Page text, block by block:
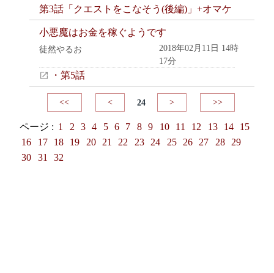
第3話「クエストをこなそう(後編)」+オマケ
小悪魔はお金を稼ぐようです
徒然やるお
2018年02月11日 14時
17分
・第5話
<< < 24 > >>
ページ : 1 2 3 4 5 6 7 8 9 10 11 12 13 14
15
16
17 18 19 20 21 22 23 24 25 26 27 28
29
30
31 32